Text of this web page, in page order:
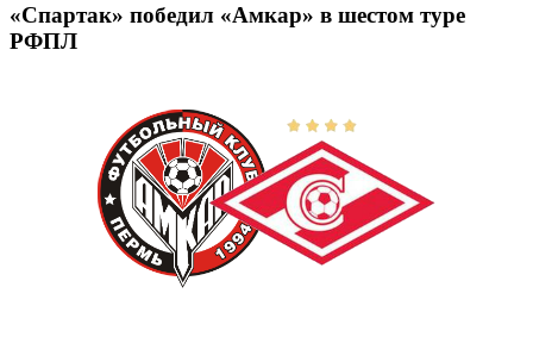
«Спартак» победил «Амкар» в шестом туре
РФПЛ